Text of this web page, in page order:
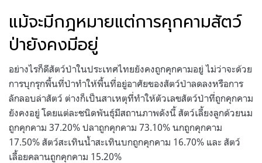
แม้จะมีกฎหมายแต่การคุกคามสัตว์
ป่ายังคงมีอยู่
อย่างไรก็ดีสัตว์ป่าในประเทศไทยยังคงถูกคุกคามอยู่ ไม่ว่าจะด้วย
การบุกรุกพื้นที่ป่าทำให้พื้นที่อยู่อาศัยของสัตว์ป่าลดลงหรือการ
ลักลอบล่าสัตว์ ต่างก็เป็นสาเหตุที่ทำให้ตัวเลขสัตว์ป่าที่ถูกคุกคาม
ยังคงอยู่ โดยแต่ละชนิดพันธุ์มีสถานภาพดังนี้ สัตว์เลี้ยงลูกด้วยนม
ถูกคุกคาม 37.20% ปลาถูกคุกคาม 73.10% นกถูกคุกคาม
17.50% สัตว์สะเทินน้ำสะเทินบกถูกคุกคาม 16.70% และ สัตว์
เลื้อยคลานถูกคุกคาม 15.20%